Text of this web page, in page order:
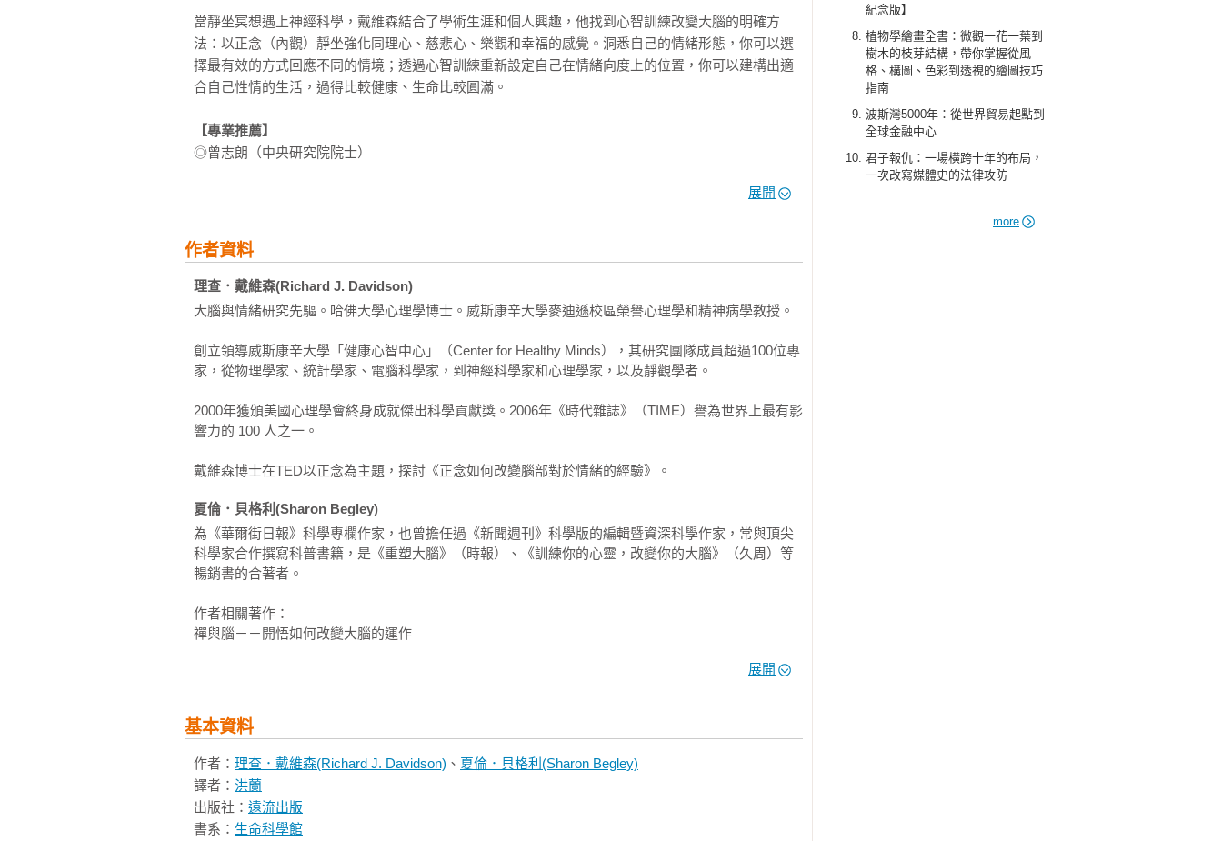
紀念版】
植物學繪畫全書：微觀一花一葉到
樹木的枝芽結構，帶你掌握從風
格、構圖、色彩到透視的繪圖技巧
指南
波斯灣5000年：從世界貿易起點到
全球金融中心
君子報仇：一場橫跨十年的布局，
一次改寫媒體史的法律攻防
more
當靜坐冥想遇上神經科學，戴維森結合了學術生涯和個人興趣，他找到心智訓練改變大腦的明確方
法：以正念（內觀）靜坐強化同理心、慈悲心、樂觀和幸福的感覺。洞悉自己的情緒形態，你可以選
擇最有效的方式回應不同的情境；透過心智訓練重新設定自己在情緒向度上的位置，你可以建構出適
合自己性情的生活，過得比較健康、生命比較圓滿。
【專業推薦】
◎曾志朗（中央研究院院士）
◎保羅．艾克曼（Paul Ekman）（微表情研究巨擘）
◎安東尼．狄馬吉奧（Antonio Damasio）（美國國家科學院院士）
◎羅伯特．薩波斯基（Robert M. Sapolsky）（麥克阿瑟獎得主）
◎丹尼爾．吉伯特（Daniel Gilbert）（心理偵探家）
【好評推薦】
「這本書可以說是一部情緒認知神經科學的發展史，因為戴維森教授正是創造這個歷史的人。
最精彩的是作者去到印度見到達賴喇嘛後，回來所做的實驗方向的改變。過去雖然也有研究禪修與大
腦關係的書籍，但是沒有一本像本書一樣，透過嚴謹的實驗，從大腦組織結構、功能改變來證實冥想
變大腦結構，結構的改變又造成功能的改變，使產生的念頭不一樣，這個念頭又改變大腦結構。
正念冥想靜坐有助於憂鬱、焦慮和壓力的舒緩，這對現代處於激烈競爭之下社會各行各業的人來說，
都有很大幫助，因為不必服藥，靠你的意志力就可以有所改進。這也使這本書跨越純粹科學研究的探
討，進入應用心理學DIY的範圍。現在台灣幾乎每個社區大學都有開氣功、瑜伽、靜坐、禪修的課，這
－－洪蘭，中央大學認知神經科學研究所所長
悶，還有不安、惶恐，和無奈。這些心裡的反應，我們自己時時刻刻都有感知，也很清楚自己的行為
都會傳遞他們的情緒，讓我們知道如何應對，才不會產生魯莽和不合宜的冒失行為。所以自己的情緒
管控風格，和正確知覺他人情緒的應對方式，就是個人人格的指標。換句話說，情緒是貫徹個人生命
的動能。
千年來，從哲學家、生理學家到心理學家，都難解情緒的奧祕，但這本書的作者，從實驗室的大腦神
經迴路，到喜馬拉雅山上那些高僧心智修練的情緒「空相」，導出了六個面向的情緒圖紋，更以實驗
展開
作者資料
理查．戴維森(Richard J. Davidson)
大腦與情緒研究先驅。哈佛大學心理學博士。威斯康辛大學麥迪遜校區榮譽心理學和精神病學教授。
創立領導威斯康辛大學「健康心智中心」（Center for Healthy Minds），其研究團隊成員超過100位專
家，從物理學家、統計學家、電腦科學家，到神經科學家和心理學家，以及靜觀學者。
2000年獲頒美國心理學會終身成就傑出科學貢獻獎。2006年《時代雜誌》（TIME）譽為世界上最有影
響力的 100 人之一。
戴維森博士在TED以正念為主題，探討《正念如何改變腦部對於情緒的經驗》。
夏倫．貝格利(Sharon Begley)
為《華爾街日報》科學專欄作家，也曾擔任過《新聞週刊》科學版的編輯暨資深科學作家，常與頂尖
科學家合作撰寫科普書籍，是《重塑大腦》（時報）、《訓練你的心靈，改變你的大腦》（久周）等
暢銷書的合著者。
作者相關著作：
禪與腦－－開悟如何改變大腦的運作
Norman Doidge∕著 洪蘭∕譯
大腦當家－－靈活用腦12守則，學習工作更上層樓
John Medina∕著 洪蘭∕譯
天生愛學樣－－發現鏡像神經元：從模仿、學習到同理、瞭解人我關係的腦際特派員
Marco Iacoboni∕著 洪蘭∕譯
展開
基本資料
作者： 理查．戴維森(Richard J. Davidson) 、 夏倫．貝格利(Sharon Begley)
譯者： 洪蘭
出版社： 遠流出版
書系： 生命科學館